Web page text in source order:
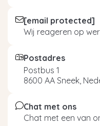
[email protected]
Wij reageren op
Postadres
Postbus 1
8600 AA Sneek,
Chat met ons
Chat met een van